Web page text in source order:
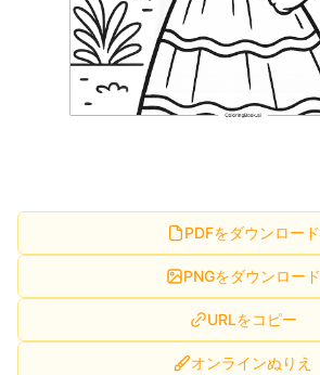
PDFをダウンロード
PNGをダウンロード
URLをコピー
オンラインぬりえ